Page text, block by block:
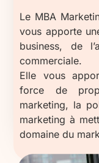
Le MBA
vous apporte
business, de
commerciale.
Elle vous
force de
marketing, la
marketing à
domaine du